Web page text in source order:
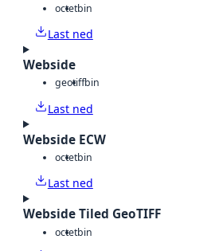
octetbin
Last ned
Webside
geotiffbin
Last ned
Webside ECW
octetbin
Last ned
Webside Tiled GeoTIFF
octetbin